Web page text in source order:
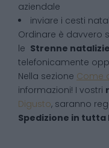
aziendale
inviare i cesti
Ordinare è davvero
le Strenne natalizie
telefonicamente
Nella sezione Come
informazioni! I vostri
Digusto, saranno
Spedizione in tutta